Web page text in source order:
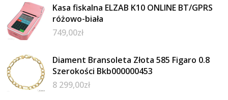
Kasa fiskalna ELZAB K10 ONLINE BT/GPRS
różowo-biała
749,00zł
Diament Bransoleta Złota 585 Figaro 0.8
Szerokości Bkb000000453
8 299,00zł